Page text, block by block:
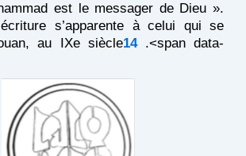
est le messager de Dieu ».
s’apparente à celui qui se
au IXe siècle14.<span data-